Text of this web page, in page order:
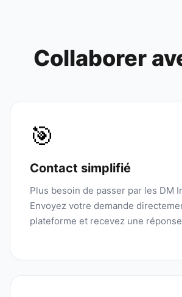
Collaborer
🎯
Contact simplifié
Plus besoin de passer par les DM
Envoyez votre demande
plateforme et recevez une